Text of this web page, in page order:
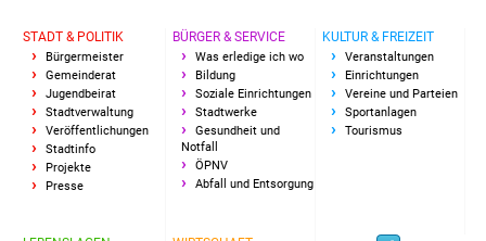
Stadtarchiv
Zehntscheuer
STADT & POLITIK
Bürgermeister
Gemeinderat
Jugendbeirat
Stadtverwaltung
Veröffentlichungen
Stadtinfo
Projekte
Presse
BÜRGER & SERVICE
Was erledige ich wo
Bildung
Soziale Einrichtungen
Stadtwerke
Gesundheit und
Notfall
ÖPNV
Abfall und Entsorgung
KULTUR & FREIZEIT
Veranstaltungen
Einrichtungen
Vereine und Parteien
Sportanlagen
Tourismus